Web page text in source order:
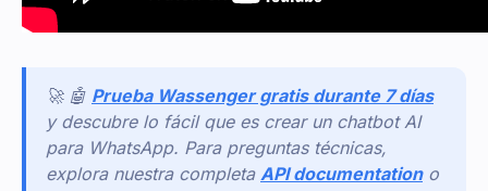
🚀 🤖 Prueba Wassenger gratis durante 7 días
y descubre lo fácil que es crear un chatbot AI
para WhatsApp. Para preguntas técnicas,
explora nuestra completa API documentation o